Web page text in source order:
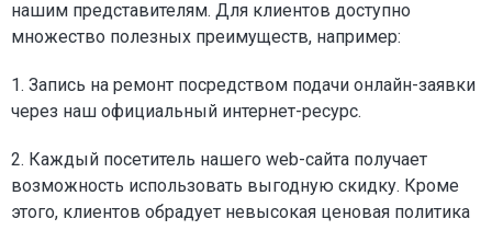
нашим представителям. Для клиентов доступно
множество полезных преимуществ, например:
1. Запись на ремонт посредством подачи онлайн-заявки
через наш официальный интернет-ресурс.
2. Каждый посетитель нашего web-сайта получает
возможность использовать выгодную скидку. Кроме
этого, клиентов обрадует невысокая ценовая политика